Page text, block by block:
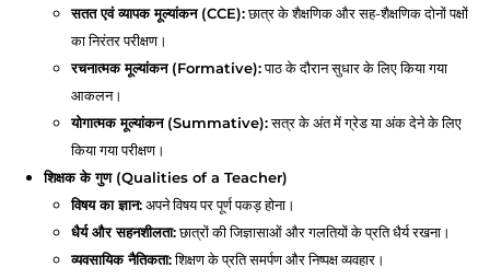
सतत एवं व्यापक मूल्यांकन (CCE):छात्र के शैक्षणिक और सह-शैक्षणिक दोनों पक्षों
का निरंतर परीक्षण।
रचनात्मक मूल्यांकन (Formative):पाठ के दौरान सुधार के लिए किया गया
आकलन।
योगात्मक मूल्यांकन (Summative):सत्र के अंत में ग्रेड या अंक देने के लिए
किया गया परीक्षण।
शिक्षक के गुण (Qualities of a Teacher)
विषय का ज्ञान:अपने विषय पर पूर्ण पकड़ होना।
धैर्य और सहनशीलता:छात्रों की जिज्ञासाओं और गलतियों के प्रति धैर्य रखना।
व्यवसायिक नैतिकता:शिक्षण के प्रति समर्पण और निष्पक्ष व्यवहार।